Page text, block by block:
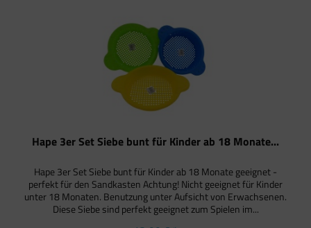
Hape 3er Set Siebe bunt für Kinder ab 18 Monate...
Hape 3er Set Siebe bunt für Kinder ab 18 Monate geeignet -
perfekt für den Sandkasten Achtung! Nicht geeignet für Kinder
unter 18 Monaten. Benutzung unter Aufsicht von Erwachsenen.
Diese Siebe sind perfekt geeignet zum Spielen im...